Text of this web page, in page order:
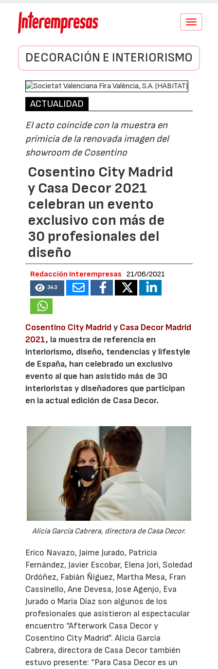
Conmutar
DECORACIÓN E INTERIORISMO
ACTUALIDAD
El acto coincide con la muestra en
primicia de la renovada imagen del
showroom de Cosentino
Cosentino City Madrid
y Casa Decor 2021
celebran un evento
exclusivo con más de
30 profesionales del
diseño
Redacción Interempresas 21/06/2021
343
Cosentino City Madrid y Casa Decor Madrid
2021, la muestra de referencia en
interiorismo, diseño, tendencias y lifestyle
de España, han celebrado un exclusivo
evento al que han asistido más de 30
interioristas y diseñadores que participan
en la actual edición de Casa Decor.
Alicia García Cabrera, directora de Casa Decor.
Erico Navazo, Jaime Jurado, Patricia
Fernández, Javier Escobar, Elena Jori, Soledad
Ordóñez, Fabián Ñíguez, Martha Mesa, Fran
Cassinello, Ane Devesa, Jose Agenjo, Eva
Jurado o María Díaz son algunos de los
profesionales que asistieron al espectacular
encuentro “Afterwork Casa Decor y
Cosentino City Madrid”. Alicia García
Cabrera, directora de Casa Decor también
estuvo presente: “Para Casa Decor es un